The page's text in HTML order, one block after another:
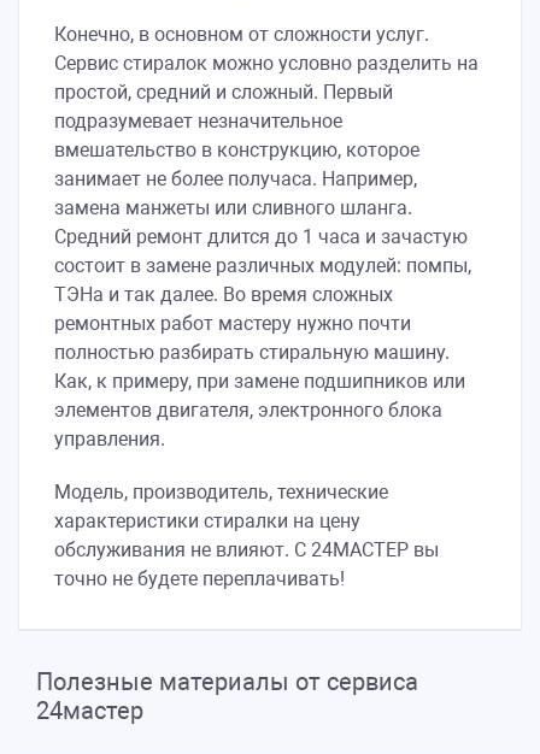
Конечно, в основном от сложности услуг.
Сервис стиралок можно условно разделить на
простой, средний и сложный. Первый
подразумевает незначительное
вмешательство в конструкцию, которое
занимает не более получаса. Например,
замена манжеты или сливного шланга.
Средний ремонт длится до 1 часа и зачастую
состоит в замене различных модулей: помпы,
ТЭНа и так далее. Во время сложных
ремонтных работ мастеру нужно почти
полностью разбирать стиральную машину.
Как, к примеру, при замене подшипников или
элементов двигателя, электронного блока
управления.
Модель, производитель, технические
характеристики стиралки на цену
обслуживания не влияют. С 24МАСТЕР вы
точно не будете переплачивать!
Полезные материалы от сервиса
24мастер